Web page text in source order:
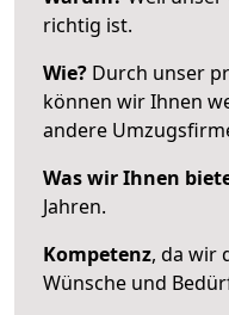
richtig ist.
Wie? Durch unser
können wir Ihnen
andere
Was wir Ihnen
Jahren.
Kompetenz, da wir
Wünsche und